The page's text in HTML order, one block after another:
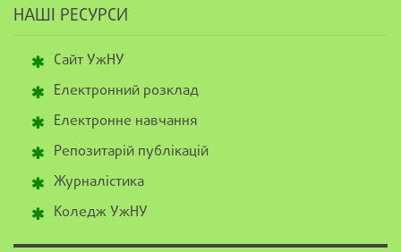
НАШІ РЕСУРСИ
Сайт УжНУ
Електронний розклад
Електронне навчання
Репозитарій публікацій
Журналістика
Коледж УжНУ